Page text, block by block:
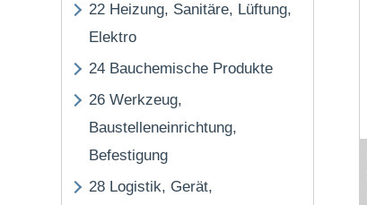
22 Heizung, Sanitäre, Lüftung,
Elektro
24 Bauchemische Produkte
26 Werkzeug,
Baustelleneinrichtung,
Befestigung
28 Logistik, Gerät,